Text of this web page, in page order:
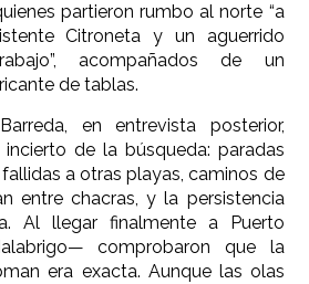
partieron rumbo al norte “a
Citroneta y un aguerrido
acompañados de un
de tablas.
en entrevista posterior,
de la búsqueda: paradas
a otras playas, caminos de
entre chacras, y la persistencia
Al llegar finalmente a Puerto
comprobaron que la
era exacta. Aunque las olas